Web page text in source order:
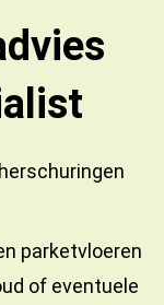
herschuringen
parketvloeren
of eventuele